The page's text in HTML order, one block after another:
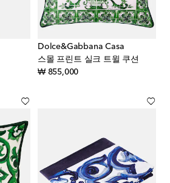
Dolce&Gabbana Casa
스몰 프린트 실크 트윌 쿠션
₩ 855,000original price